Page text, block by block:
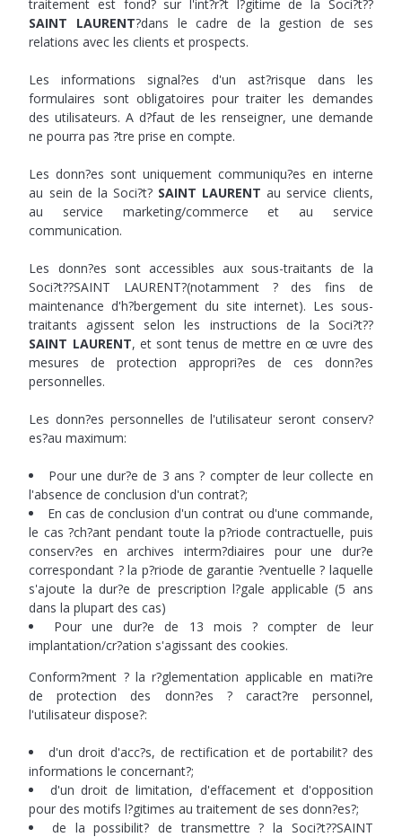
traitement est fond? sur l'int?r?t l?gitime de la Soci?t??
SAINT LAURENT?dans le cadre de la gestion de ses
relations avec les clients et prospects.
Les informations signal?es d'un ast?risque dans les
formulaires sont obligatoires pour traiter les demandes
des utilisateurs. A d?faut de les renseigner, une demande
ne pourra pas ?tre prise en compte.
Les donn?es sont uniquement communiqu?es en interne
au sein de la Soci?t? SAINT LAURENT au service clients,
au service marketing/commerce et au service
communication.
Les donn?es sont accessibles aux sous-traitants de la
Soci?t??SAINT LAURENT?(notamment ? des fins de
maintenance d'h?bergement du site internet). Les sous-
traitants agissent selon les instructions de la Soci?t??
SAINT LAURENT, et sont tenus de mettre en œ uvre des
mesures de protection appropri?es de ces donn?es
personnelles.
Les donn?es personnelles de l'utilisateur seront conserv?
es?au maximum:
Pour une dur?e de 3 ans ? compter de leur collecte en
l'absence de conclusion d'un contrat?;
En cas de conclusion d'un contrat ou d'une commande,
le cas ?ch?ant pendant toute la p?riode contractuelle, puis
conserv?es en archives interm?diaires pour une dur?e
correspondant ? la p?riode de garantie ?ventuelle ? laquelle
s'ajoute la dur?e de prescription l?gale applicable (5 ans
dans la plupart des cas)
Pour une dur?e de 13 mois ? compter de leur
implantation/cr?ation s'agissant des cookies.
Conform?ment ? la r?glementation applicable en mati?re
de protection des donn?es ? caract?re personnel,
l'utilisateur dispose?:
d'un droit d'acc?s, de rectification et de portabilit? des
informations le concernant?;
d'un droit de limitation, d'effacement et d'opposition
pour des motifs l?gitimes au traitement de ses donn?es?;
de la possibilit? de transmettre ? la Soci?t??SAINT